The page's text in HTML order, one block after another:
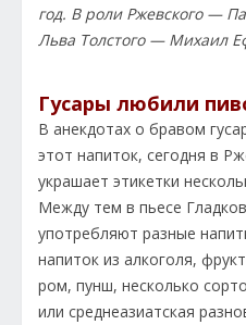
год. В роли Ржевского —
Льва Толстого — Михаил
Гусары любили
В анекдотах о бравом
этот напиток, сегодня в
украшает этикетки
Между тем в пьесе
употребляют разные
напиток из алкоголя,
ром, пунш, несколько
или среднеазиатская